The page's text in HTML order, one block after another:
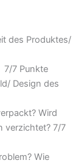
des Produktes/
7/7 Punkte
Design des
Wird
verzichtet? 7/7
Wie